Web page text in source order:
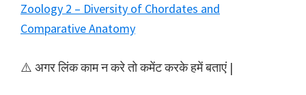
Zoology 2 – Diversity of Chordates and
Comparative Anatomy
⚠️ अगर लिंक काम न करे तो कमेंट करके हमें बताएं |